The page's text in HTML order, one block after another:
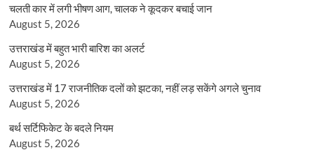
चलती कार में लगी भीषण आग, चालक ने कूदकर बचाई जान
August 5, 2026
उत्तराखंड में बहुत भारी बारिश का अलर्ट
August 5, 2026
उत्तराखंड में 17 राजनीतिक दलों को झटका, नहीं लड़ सकेंगे अगले चुनाव
August 5, 2026
बर्थ सर्टिफिकेट के बदले नियम
August 5, 2026